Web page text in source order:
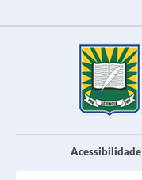
Acessibilidade